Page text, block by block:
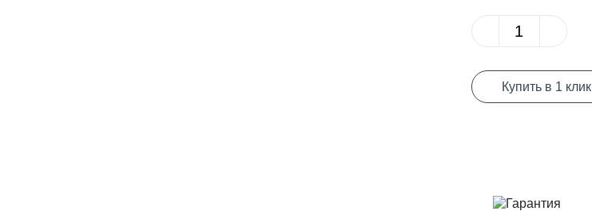
Купить в 1 клик